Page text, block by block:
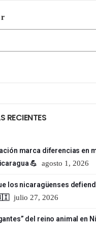
RECIENTES
marca diferencias en
💪
agosto 1, 2026
los nicaragüenses
julio 27, 2026
del reino animal en